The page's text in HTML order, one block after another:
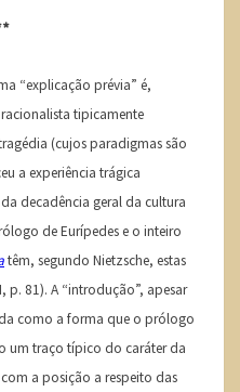
“explicação prévia” é,
tipicamente
(cujos paradigmas são
a experiência trágica
decadência geral da cultura
de Eurípedes e o inteiro
têm, segundo Nietzsche, estas
p. 81). A “introdução”, apesar
como a forma que o prólogo
um traço típico do caráter da
a posição a respeito das